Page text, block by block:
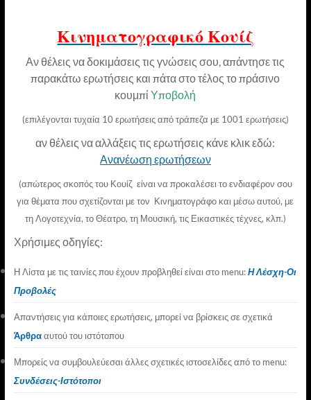
Κινηματογραφικό Κουίζ
Αν θέλεις να δοκιμάσεις τις γνώσεις σου, απάντησε τις
παρακάτω ερωτήσεις και πάτα στο τέλος το πράσινο
κουμπίΥποβολή
(επιλέγονται τυχαία 10 ερωτήσεις από τράπεζα με 1001 ερωτήσεις)
αν θέλεις να αλλάξεις τις ερωτήσεις κάνε κλικ εδώ:
Ανανέωση ερωτήσεων
(απώτερος σκοπός του Κουίζ είναι να προκαλέσει το ενδιαφέρον σου
για θέματα που σχετίζονται με τον Κινηματογράφο και μέσω αυτού, με
τη Λογοτεχνία, το Θέατρο, τη Μουσική, τις Εικαστικές τέχνες, κλπ.)
Χρήσιμες οδηγίες:
Η Λίστα με τις ταινίες που έχουν προβληθεί είναι στο menu:Η Λέσχη-Οι
Προβολές
Απαντήσεις για κάποιες ερωτήσεις, μπορεί να βρίσκεις σε σχετικά
Άρθρααυτού του ιστότοπου
Μπορείς να συμβουλεύεσαι άλλες σχετικές ιστοσελίδες από το menu:
Συνδέσεις-Ιστότοποι